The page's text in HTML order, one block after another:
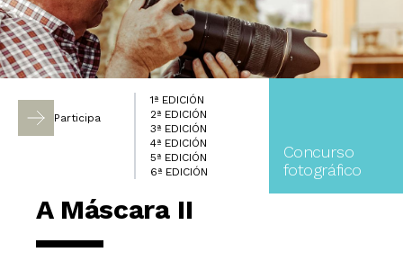
Participa
1ª EDICIÓN
2ª EDICIÓN
3ª EDICIÓN
4ª EDICIÓN
5ª EDICIÓN
6ª EDICIÓN
Concurso
fotográfico
A Máscara II